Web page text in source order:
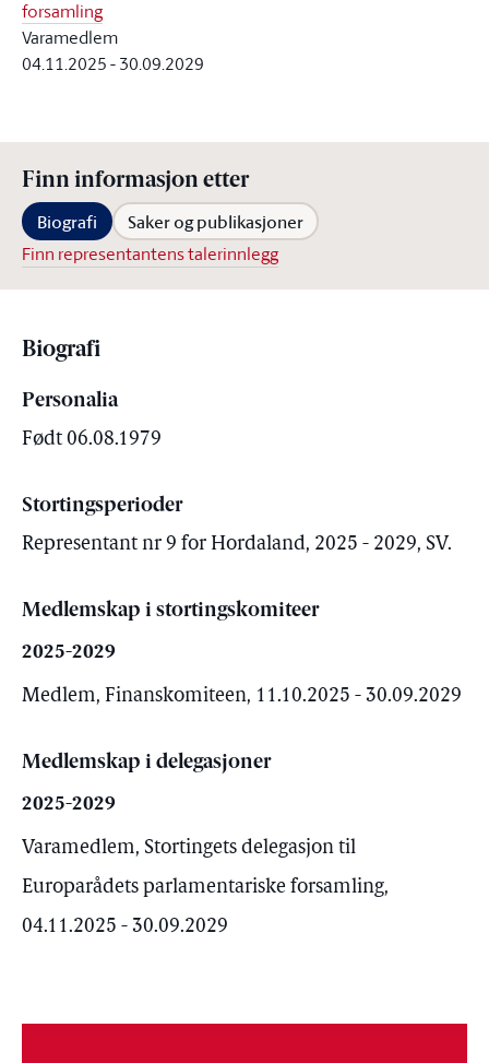
forsamling
Varamedlem
04.11.2025-30.09.2029
Finn informasjon etter
Biografi Saker og publikasjoner
Finn representantens talerinnlegg
Biografi
Personalia
Født 06.08.1979
Stortingsperioder
Representant nr 9 for Hordaland, 2025 - 2029, SV.
Medlemskap i stortingskomiteer
2025-2029
Medlem, Finanskomiteen, 11.10.2025 - 30.09.2029
Medlemskap i delegasjoner
2025-2029
Varamedlem, Stortingets delegasjon til
Europarådets parlamentariske forsamling,
04.11.2025 - 30.09.2029